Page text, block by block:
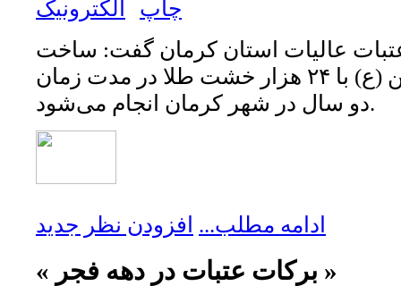
عالیات استان کرمان گفت: ساخت
و ترفیع گنبد امام حسین (ع) با ۲۴ هزار خشت طلا در مدت زمان
دو سال در شهر کرمان انجام می‌شود.
ادامه مطلب... افزودن نظر جدید
« برکات عتبات در دهه فجر »